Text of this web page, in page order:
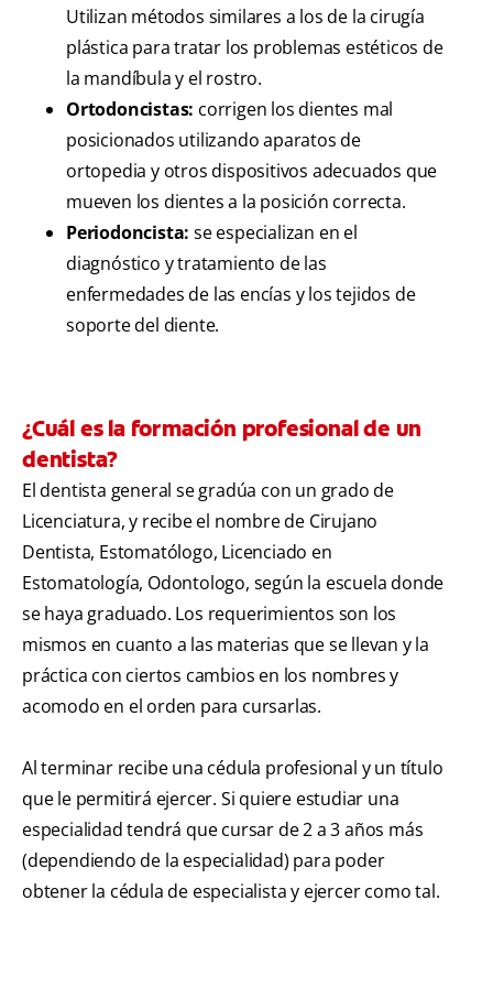
Utilizan métodos similares a los de la cirugía
plástica para tratar los problemas estéticos de
la mandíbula y el rostro.
Ortodoncistas: corrigen los dientes mal
posicionados utilizando aparatos de
ortopedia y otros dispositivos adecuados que
mueven los dientes a la posición correcta.
Periodoncista: se especializan en el
diagnóstico y tratamiento de las
enfermedades de las encías y los tejidos de
soporte del diente.
¿Cuál es la formación profesional de un
dentista?
El dentista general se gradúa con un grado de
Licenciatura, y recibe el nombre de Cirujano
Dentista, Estomatólogo, Licenciado en
Estomatología, Odontologo, según la escuela donde
se haya graduado. Los requerimientos son los
mismos en cuanto a las materias que se llevan y la
práctica con ciertos cambios en los nombres y
acomodo en el orden para cursarlas.
Al terminar recibe una cédula profesional y un título
que le permitirá ejercer. Si quiere estudiar una
especialidad tendrá que cursar de 2 a 3 años más
(dependiendo de la especialidad) para poder
obtener la cédula de especialista y ejercer como tal.